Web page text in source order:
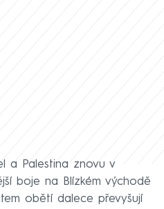
a Palestina znovu v
boje na Blízkém východě
obětí dalece převyšují